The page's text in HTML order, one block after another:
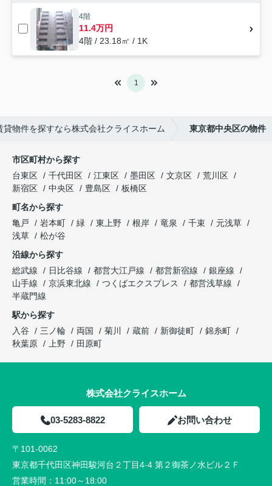
4階
11.4万円
4階 / 23.18㎡ / 1K
1
物件を探すなら株式会社クライスホーム 東京都中央区の物件
市区町村から探す
台東区
千代田区 江東区 墨田区 文京区
荒川区
新宿区
中央区 豊島区
板橋区
町名から探す
亀戸
岩本町 緑 東上野 根岸 竜泉 千束
元浅草
浅草
松が谷
沿線から探す
総武線
日比谷線 都営大江戸線 都営新宿線
銀座線
山手線
京浜東北線 つくばエクスプレス
都営浅草線
半蔵門線
駅から探す
入谷
三ノ輪 両国 菊川 蔵前 新御徒町
錦糸町
秋葉原
上野 田原町
株式会社クライスホーム
03-5283-8822 お問い合わせ
〒101-0062
東京都千代田区神田駿河台２丁目4-4 第２御茶ノ水ビル２Ｆ
営業時間： 11:00～18:00